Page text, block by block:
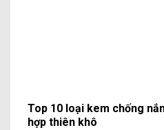
Top 10 loại kem chống
hợp thiên khô